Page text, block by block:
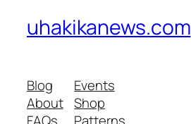
uhakikanews.com
Blog
About
FAQs
Events
Shop
Patterns